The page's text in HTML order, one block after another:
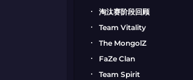
淘汰赛阶段回顾
Team Vitality
The MongolZ
FaZe Clan
Team Spirit